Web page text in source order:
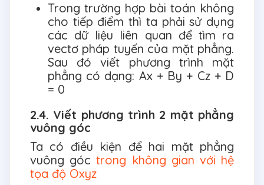
Trong trường hợp bài toán không
cho tiếp điểm thì ta phải sử dụng
các dữ liệu liên quan để tìm ra
vectơ pháp tuyến của mặt phẳng.
Sau đó viết phương trình mặt
phẳng có dạng: Ax + By + Cz + D
= 0
2.4. Viết phương trình 2 mặt phẳng
vuông góc
Ta có điều kiện để hai mặt phẳng
vuông góctrong không gian với hệ
tọa độ Oxyz